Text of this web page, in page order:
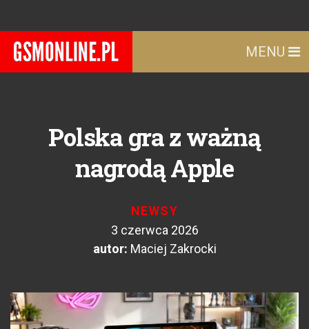
MENU
Polska gra z ważną
nagrodą Apple
NEWSY
3 czerwca 2026
autor: Maciej Zakrocki